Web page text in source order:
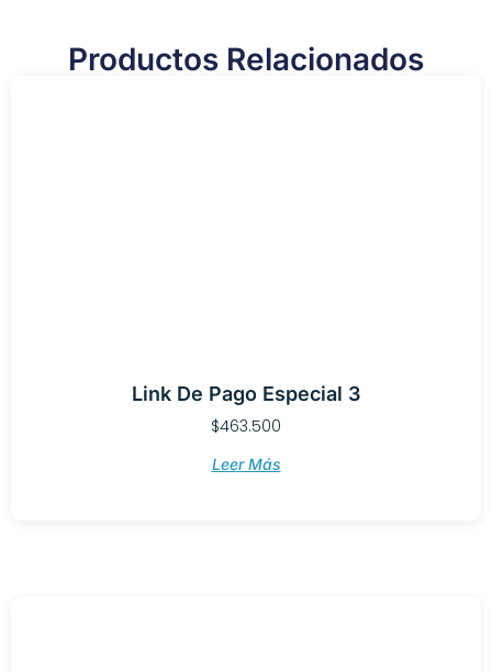
Productos Relacionados
Link De Pago Especial 3
$463.500
Leer Más